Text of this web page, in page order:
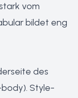
vom
bildet eng
des
Style-